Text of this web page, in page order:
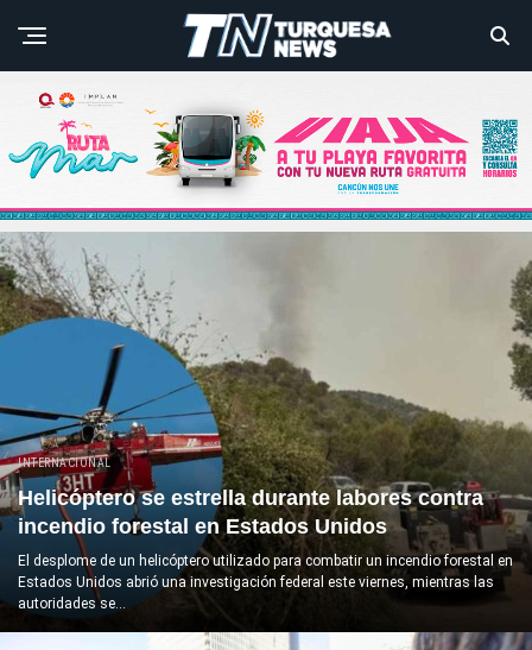
INTERNACIONAL
Helicóptero se estrella durante labores contra
incendio forestal en Estados Unidos
El desplome de un helicóptero utilizado para combatir un incendio forestal en
Estados Unidos abrió una investigación federal este viernes, mientras las
autoridades se...